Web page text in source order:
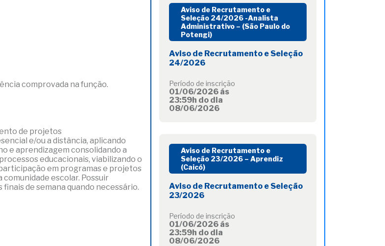
comprovada na função.
de projetos
e/ou a distância, aplicando
e aprendizagem consolidando a
educacionais, viabilizando o
em programas e projetos
escolar. Possuir
de semana quando necessário.
Aviso de Recrutamento e
Seleção 24/2026 -Analista
Administrativo – (São Paulo do
Potengi)
Aviso de Recrutamento e Seleção
24/2026
Período de inscrição
01/06/2026 ás
23:59h do dia
08/06/2026
Aviso de Recrutamento e
Seleção 23/2026 – Aprendiz
(Caicó)
Aviso de Recrutamento e Seleção
23/2026
Período de inscrição
01/06/2026 ás
23:59h do dia
08/06/2026